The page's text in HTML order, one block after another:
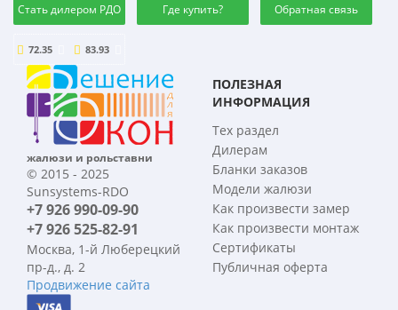
Стать дилером РДО Где купить? Обратная связь
72.35 83.93
жалюзи и рольставни
© 2015 - 2025
Sunsystems-RDO
+7 926 990-09-90
+7 926 525-82-91
Москва, 1-й Люберецкий
пр-д., д. 2
Продвижение сайта
ПОЛЕЗНАЯ
ИНФОРМАЦИЯ
Тех раздел
Дилерам
Бланки заказов
Модели жалюзи
Как произвести замер
Как произвести монтаж
Сертификаты
Публичная оферта